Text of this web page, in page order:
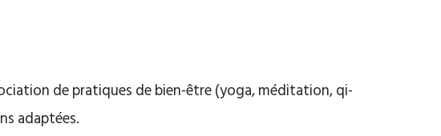
de pratiques de bien-être (yoga, méditation, qi-
adaptées.